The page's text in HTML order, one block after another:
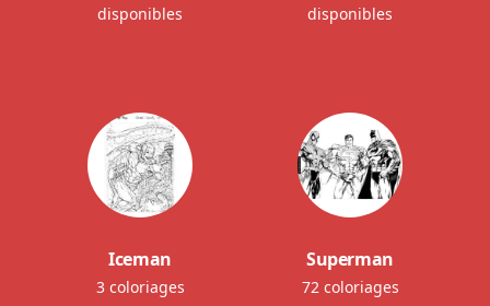
disponibles
disponibles
Iceman
3 coloriages
Superman
72 coloriages